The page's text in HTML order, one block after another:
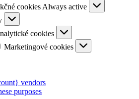
cookies Always active
cookies
Marketingové cookies
vendors
purposes